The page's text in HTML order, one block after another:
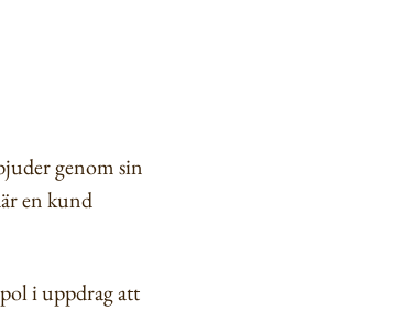
genom sin
en kund
i uppdrag att